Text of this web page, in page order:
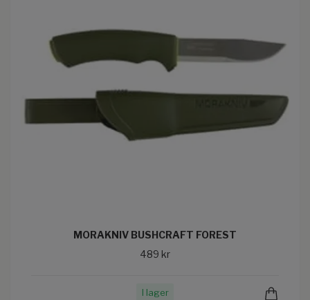
MORAKNIV BUSHCRAFT FOREST
489 kr
I lager